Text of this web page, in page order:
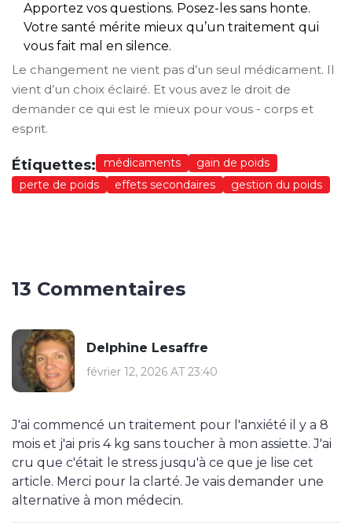
Apportez vos questions. Posez-les sans honte.
Votre santé mérite mieux qu’un traitement qui
vous fait mal en silence.
Le changement ne vient pas d’un seul médicament. Il
vient d’un choix éclairé. Et vous avez le droit de
demander ce qui est le mieux pour vous - corps et
esprit.
Étiquettes: médicaments
gain de poids
perte de poids
effets secondaires gestion du poids
13 Commentaires
Delphine Lesaffre
février 12, 2026 AT 23:40
J'ai commencé un traitement pour l'anxiété il y a 8
mois et j'ai pris 4 kg sans toucher à mon assiette. J'ai
cru que c'était le stress jusqu'à ce que je lise cet
article. Merci pour la clarté. Je vais demander une
alternative à mon médecin.